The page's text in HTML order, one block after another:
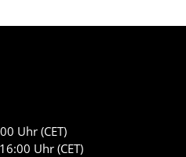
Uhr (CET)
Uhr (CET)